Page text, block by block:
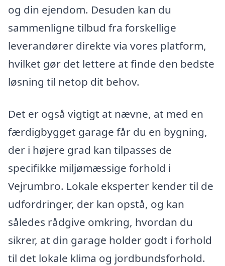
og din ejendom. Desuden kan du
sammenligne tilbud fra forskellige
leverandører direkte via vores platform,
hvilket gør det lettere at finde den bedste
løsning til netop dit behov.
Det er også vigtigt at nævne, at med en
færdigbygget garage får du en bygning,
der i højere grad kan tilpasses de
specifikke miljømæssige forhold i
Vejrumbro. Lokale eksperter kender til de
udfordringer, der kan opstå, og kan
således rådgive omkring, hvordan du
sikrer, at din garage holder godt i forhold
til det lokale klima og jordbundsforhold.